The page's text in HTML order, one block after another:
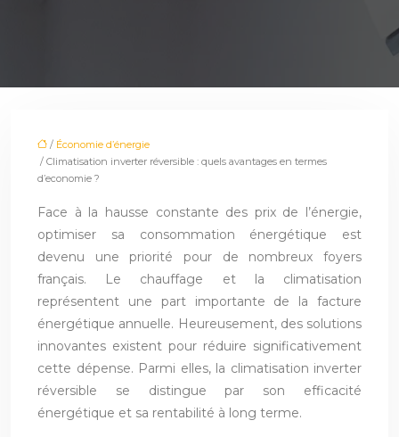
/ Économie d’énergie
/ Climatisation inverter réversible : quels avantages en termes
d’economie ?
Face à la hausse constante des prix de l’énergie,
optimiser sa consommation énergétique est
devenu une priorité pour de nombreux foyers
français. Le chauffage et la climatisation
représentent une part importante de la facture
énergétique annuelle. Heureusement, des solutions
innovantes existent pour réduire significativement
cette dépense. Parmi elles, la climatisation inverter
réversible se distingue par son efficacité
énergétique et sa rentabilité à long terme.